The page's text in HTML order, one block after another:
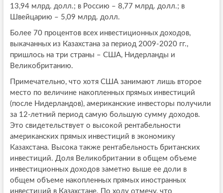
13,94 млрд. долл.; в Россию – 8,77 млрд. долл.; в
Швейцарию – 5,09 млрд. долл.
Более 70 процентов всех инвестиционных доходов,
выкачанных из Казахстана за период 2009-2020 гг.,
пришлось на три страны – США, Нидерланды и
Великобританию.
Примечательно, что хотя США занимают лишь второе
место по величине накопленных прямых инвестиций
(после Нидерландов), американские инвесторы получили
за 12-летний период самую большую сумму доходов.
Это свидетельствует о высокой рентабельности
американских прямых инвестиций в экономику
Казахстана. Высока также рентабельность британских
инвестиций. Доля Великобритании в общем объеме
инвестиционных доходов заметно выше ее доли в
общем объеме накопленных прямых иностранных
инвестиций в Казахстане. По ходу отмечу, что